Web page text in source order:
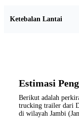
Ketebalan Lantai
Estimasi
Berikut adalah
trucking trailer dari
di wilayah Jambi